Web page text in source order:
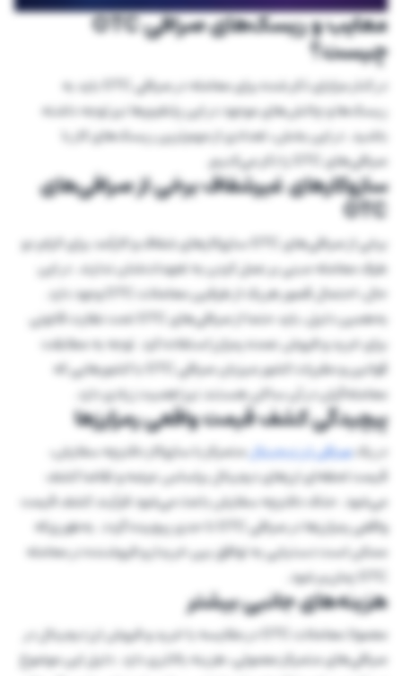
معایب و ریسک‌های صرافی OTC
چیست؟
در کنار مزایای ذکر شده برای معامله در صرافی OTC باید به
ریسک‌ها و چالش‌های موجود در این پلتفرم‌ها نیز توجه داشته
باشید. در این بخش، تعدادی از مهم‌ترین ریسک‌های کار با
صرافی‌های OTC را ذکر می‌کنیم.
سازوکارهای غیرشفاف برخی از صرافی‌های
OTC
برخی از صرافی‌های OTC سازوکارهای شفاف و کارآمد برای الزام دو
طرف معامله مبنی بر عمل کردن به تعهدات‌شان ندارند. در این
حال، احتمال قصور هریک از طرفین معاملات OTC وجود دارد.
به‌همین دلیل، باید حتما از صرافی‌های OTC تحت نظارت قانونی
برای خرید و فروش عمده رمزارز استفاده کرد. توجه به مطابقت
قوانین و مقررات کشور میزبان صرافی OTC با کشورهایی که
معامله‌گران در آن ساکن هستند نیز اهمیت زیادی دارد.
پیچیدگی کشف قیمت واقعی رمزارزها
در یکصرافی ارز دیجیتالمتمرکز با سازوکار دفترچه سفارش،
قیمت لحظه‌ای ارزهای دیجیتال براساس عرضه و تقاضا کشف
می‌شود. حذف دفترچه سفارش باعث می‌شود فرآیند کشف قیمت
واقعی رمزارزها در صرافی OTC تا حدی پیچیده گردد. به‌طوری‌که
ممکن است دستیابی به توافق بین خریدار و فروشنده در معامله
OTC زمان‌بر شود.
هزینه‌های جانبی بیشتر
معمولا معاملات OTC در مقایسه با خرید و فروش ارز دیجیتال در
صرافی‌های متمرکز معمولی، هزینه بالاتری دارد. دلیل این موضوع